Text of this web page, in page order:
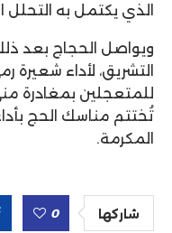
الذي يكتمل به التحلل
ويواصل الحجاج بعد
التشريق، لأداء شعيرة
للمتعجلين بمغادرة
تُختتم مناسك الحج
المكرمة.
شاركها 0